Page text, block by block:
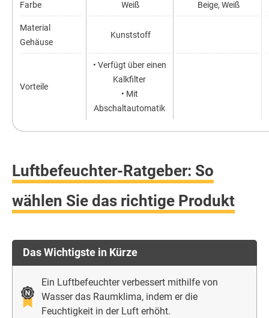
Farbe
Material
Gehäuse
Vorteile
Weiß
Kunststoff
• Verfügt über einen
Kalkfilter
• Mit
Abschaltautomatik
Beige, Weiß
Luftbefeuchter-Ratgeber: So
wählen Sie das richtige Produkt
Das Wichtigste in Kürze
Ein Luftbefeuchter verbessert mithilfe von
Wasser das Raumklima, indem er die
Feuchtigkeit in der Luft erhöht.